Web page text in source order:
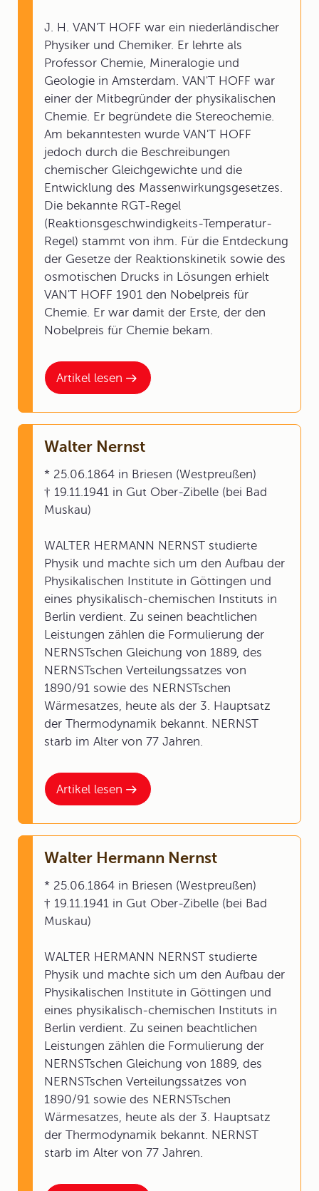
Artikel lesen
J. H. VAN'T HOFF war ein niederländischer
Physiker und Chemiker. Er lehrte als
Professor Chemie, Mineralogie und
Geologie in Amsterdam. VAN'T HOFF war
einer der Mitbegründer der physikalischen
Chemie. Er begründete die Stereochemie.
Am bekanntesten wurde VAN'T HOFF
jedoch durch die Beschreibungen
chemischer Gleichgewichte und die
Entwicklung des Massenwirkungsgesetzes.
Die bekannte RGT-Regel
(Reaktionsgeschwindigkeits-Temperatur-
Regel) stammt von ihm. Für die Entdeckung
der Gesetze der Reaktionskinetik sowie des
osmotischen Drucks in Lösungen erhielt
VAN'T HOFF 1901 den Nobelpreis für
Chemie. Er war damit der Erste, der den
Nobelpreis für Chemie bekam.
Artikel lesen
Walter Nernst
* 25.06.1864 in Briesen (Westpreußen)
† 19.11.1941 in Gut Ober-Zibelle (bei Bad
Muskau)
WALTER HERMANN NERNST studierte
Physik und machte sich um den Aufbau der
Physikalischen Institute in Göttingen und
eines physikalisch-chemischen Instituts in
Berlin verdient. Zu seinen beachtlichen
Leistungen zählen die Formulierung der
NERNSTschen Gleichung von 1889, des
NERNSTschen Verteilungssatzes von
1890/91 sowie des NERNSTschen
Wärmesatzes, heute als der 3. Hauptsatz
der Thermodynamik bekannt. NERNST
starb im Alter von 77 Jahren.
Walter Hermann Nernst
* 25.06.1864 in Briesen (Westpreußen)
† 19.11.1941 in Gut Ober-Zibelle (bei Bad
Muskau)
WALTER HERMANN NERNST studierte
Physik und machte sich um den Aufbau der
Physikalischen Institute in Göttingen und
eines physikalisch-chemischen Instituts in
Berlin verdient. Zu seinen beachtlichen
Leistungen zählen die Formulierung der
NERNSTschen Gleichung von 1889, des
NERNSTschen Verteilungssatzes von
1890/91 sowie des NERNSTschen
Wärmesatzes, heute als der 3. Hauptsatz
der Thermodynamik bekannt. NERNST
starb im Alter von 77 Jahren.